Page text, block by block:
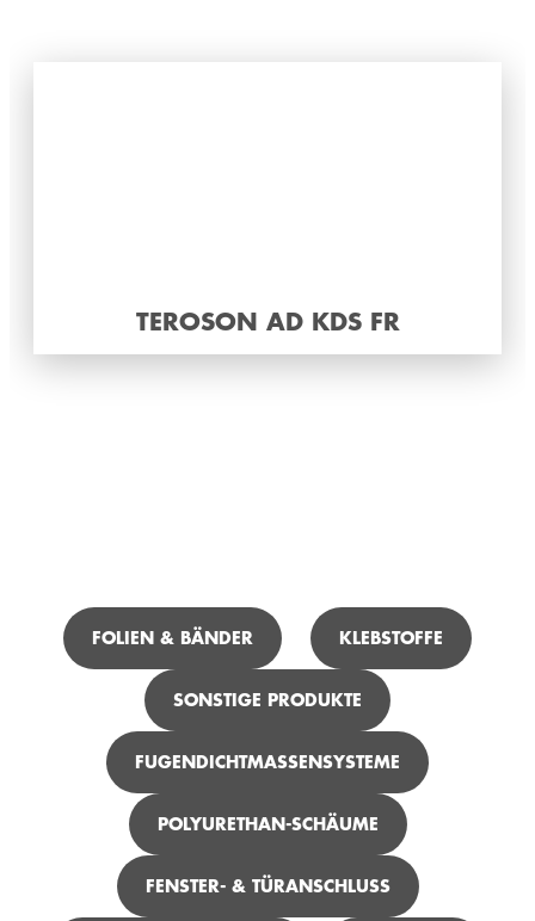
TEROSON AD KDS FR
TEROSON FO 150 FOIL-TACK M+S
FOLIEN & BÄNDER KLEBSTOFFE
SONSTIGE PRODUKTE
FUGENDICHTMASSENSYSTEME
POLYURETHAN-SCHÄUME
FENSTER- & TÜRANSCHLUSS